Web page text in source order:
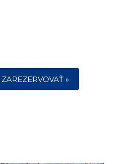
ZAREZERVOVAŤ »